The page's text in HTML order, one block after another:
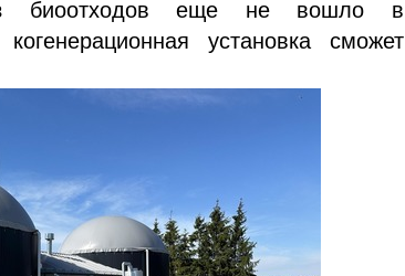
биоотходов еще не вошло в
установка сможет